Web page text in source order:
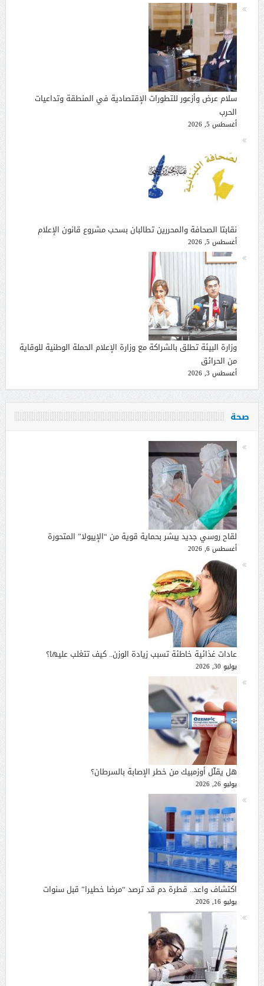
سلام عرض وأزعور للتطورات الإقتصادية في المنطقة وتداعيات
الحرب
أغسطس 5, 2026
نقابتا الصحافة والمحررين تطالبان بسحب مشروع قانون الإعلام
أغسطس 5, 2026
وزارة البيئة تطلق بالشراكة مع وزارة الإعلام الحملة الوطنية للوقاية
من الحرائق
أغسطس 3, 2026
صحة
لقاح روسي جديد يبشر بحماية قوية من “الإيبولا” المتحورة
أغسطس 6, 2026
عادات غذائية خاطئة تسبب زيادة الوزن.. كيف تتغلب عليها؟
يوليو 30, 2026
هل يقلّل أوزمبيك من خطر الإصابة بالسرطان؟
يوليو 26, 2026
اكتشاف واعد.. قطرة دم قد ترصد “مرضا خطيرا” قبل سنوات
يوليو 16, 2026